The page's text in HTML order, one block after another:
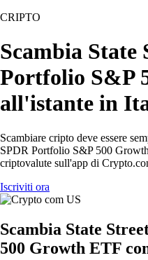
CRIPTO
Scambia State
Portfolio S&P
all'istante in
Scambiare cripto deve essere
SPDR Portfolio S&P 500
criptovalute sull'app di
Iscriviti ora
Scambia State
500 Growth ETF